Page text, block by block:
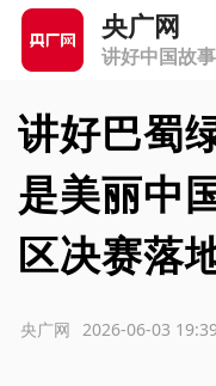
央广网
讲好中国故
讲好巴蜀
是美丽中
区决赛落
2026-06-03
央广网